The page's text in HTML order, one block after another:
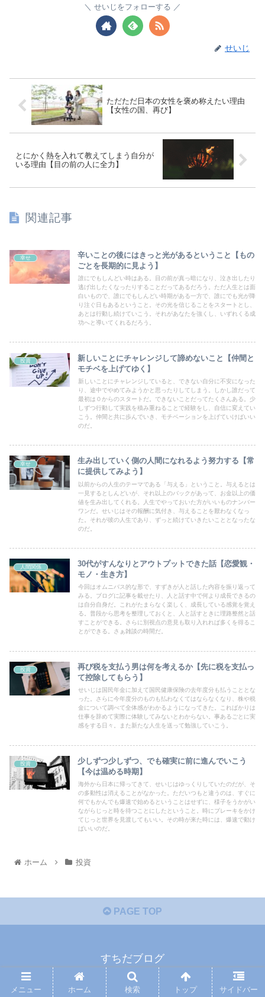
せいじをフォローする
せいじ
ただただ日本の女性を褒め称えたい理由
【女性の国、再び】
とにかく熱を入れて教えてしまう自分が
いる理由【目の前の人に全力】
関連記事
幸せ
辛いことの後にはきっと光があるということ【もの
ごとを長期的に見よう】
誰にでもしんどい時はある。目の前が真っ暗になり、泣き出したり
逃げ出したくなったりすることだってあるだろう。ただ人生とは面
白いもので、誰にでもしんどい時期がある一方で、誰にでも光が降
り注ぐ日もあるということ。その光を信じることをスタートとし、
あとは行動し続けていこう。それがあなたを強くし、いずれくる成
功へと導いてくれるだろう。
投資
新しいことにチャレンジして諦めないこと【仲間と
モチベを上げてゆく】
新しいことにチャレンジしていると、できない自分に不安になった
り、途中でやめてみようかと思ったりしてしまう。しかし誰だって
最初は０からのスタートだ。できないことだってたくさんある。少
しずつ行動して実践を積み重ねることで経験をし、自信に変えてい
こう。仲間と共に歩んでいき、モチベーションを上げていけばいい
のだ。
幸せ
生み出していく側の人間になれるよう努力する【常
に提供してみよう】
以前からの人生のテーマである「与える」ということ。与えるとは
一見するとしんどいが、それ以上のバックがあって、お金以上の価
値を生み出してくれる。人生でやっておいた方がいいものナンバー
ワンだ。せいじはその報酬に気付き、与えることを厭わなくなっ
た。それが彼の人生であり、ずっと続けていきたいこととなったな
のだ。
人間関係
30代がすんなりとアウトプットできた話【恋愛観・
モノ・生き方】
今回はオムニバス的な形で、すずきが人と話した内容を振り返って
みる。ブログに記事を載せたり、人と話す中で何より成長できるの
は自分自身だ。これがたまらなく楽しく、成長している感覚を覚え
る。普段から思考を整理しておくと、人と話すときに理路整然と話
すことができる。さらに別視点の意見も取り入れれば多くを得るこ
とができる。さぁ雑談の時間だ。
投資
再び税を支払う男は何を考えるか【先に税を支払っ
て控除してもらう】
せいじは国民年金に加えて国民健康保険の去年度分も払うこととな
った。さらに今年度分のものも払わなくてはならなくなり、株や税
金について調べて全体感がわかるようになってきた。こればかりは
仕事を辞めて実際に体験してみないとわからない。事あるごとに実
感をする日々。また新たな人生を送って勉強していこう。
投資
少しずつ少しずつ、でも確実に前に進んでいこう
【今は温める時期】
海外から日本に帰ってきて、せいじはゆっくりしていたのだが、そ
の多動性は消えることがなかった。ただいつもと違うのは、すぐに
何でもかんでも爆速で始めるということはせずに、様子をうかがい
ながらじっと時を待つことにしたということ。時にブレーキをかけ
てじっと世界を見渡してもいい。その時が来た時には、爆速で動け
ばいいのだ。
ホーム 投資
PAGE TOP
すちだブログ
プライバシーポリシー 免責事項
メニュー ホーム 検索 トップ サイドバー